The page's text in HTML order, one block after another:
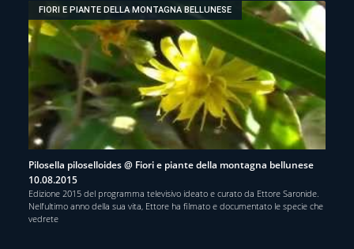
FIORI E PIANTE DELLA MONTAGNA BELLUNESE
Pilosella piloselloides @ Fiori e piante della montagna bellunese
10.08.2015
Edizione 2015 del programma televisivo ideato e curato da Ettore Saronide.
Nell’ultimo anno della sua vita, Ettore ha filmato e documentato le specie che
vedrete